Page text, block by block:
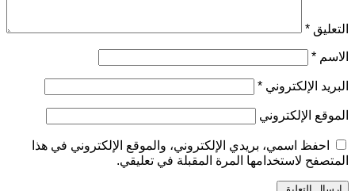
التعليق *
الاسم *
البريد الإلكتروني *
الموقع الإلكتروني
احفظ اسمي، بريدي الإلكتروني، والموقع الإلكتروني في هذا
المتصفح لاستخدامها المرة المقبلة في تعليقي.